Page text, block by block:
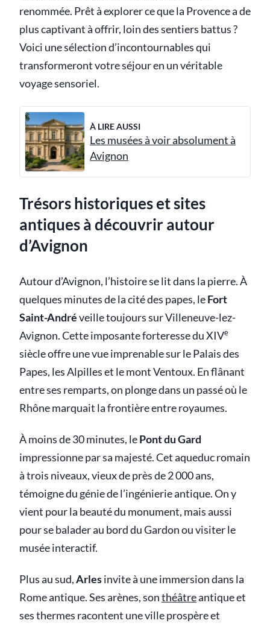
renommée. Prêt à explorer ce que la Provence a de
plus captivant à offrir, loin des sentiers battus ?
Voici une sélection d’incontournables qui
transformeront votre séjour en un véritable
voyage sensoriel.
À LIRE AUSSI
Les musées à voir absolument à
Avignon
Trésors historiques et sites
antiques à découvrir autour
d’Avignon
Autour d’Avignon, l’histoire se lit dans la pierre. À
quelques minutes de la cité des papes, leFort
Saint-Andréveille toujours sur Villeneuve-lez-
Avignon. Cette imposante forteresse du XIVe
siècle offre une vue imprenable sur le Palais des
Papes, les Alpilles et le mont Ventoux. En flânant
entre ses remparts, on plonge dans un passé où le
Rhône marquait la frontière entre royaumes.
À moins de 30 minutes, lePont du Gard
impressionne par sa majesté. Cet aqueduc romain
à trois niveaux, vieux de près de 2 000 ans,
témoigne du génie de l’ingénierie antique. On y
vient pour la beauté du monument, mais aussi
pour se balader au bord du Gardon ou visiter le
musée interactif.
Plus au sud,Arlesinvite à une immersion dans la
Rome antique. Ses arènes, sonthéâtreantique et
ses thermes racontent une ville prospère et